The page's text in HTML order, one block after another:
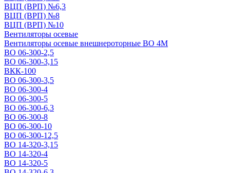
ВЦП (ВРП) №6,3
ВЦП (ВРП) №8
ВЦП (ВРП) №10
Вентиляторы осевые
Вентиляторы осевые внешнероторные ВО 4М
ВО 06-300-2,5
ВО 06-300-3,15
ВКК-100
ВО 06-300-3,5
ВО 06-300-4
ВО 06-300-5
ВО 06-300-6,3
ВО 06-300-8
ВО 06-300-10
ВО 06-300-12,5
ВО 14-320-3,15
ВО 14-320-4
ВО 14-320-5